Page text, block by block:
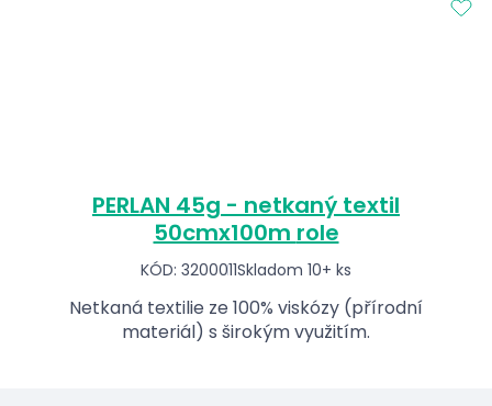
PERLAN 45g - netkaný textil
50cmx100m role
KÓD: 3200011Skladom 10+ ks
Netkaná textilie ze 100% viskózy (přírodní
materiál) s širokým využitím.